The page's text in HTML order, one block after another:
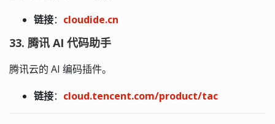
链接： cloudide.cn
33. 腾讯 AI 代码助手
腾讯云的 AI 编码插件。
链接： cloud.tencent.com/product/tac